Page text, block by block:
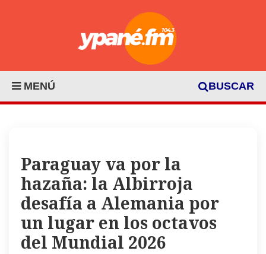
MENÚ BUSCAR
Paraguay va por la
hazaña: la Albirroja
desafía a Alemania por
un lugar en los octavos
del Mundial 2026